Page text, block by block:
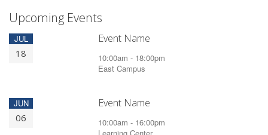
Upcoming Events
JUL
18
Event Name
10:00am - 18:00pm
East Campus
JUN
06
Event Name
10:00am - 16:00pm